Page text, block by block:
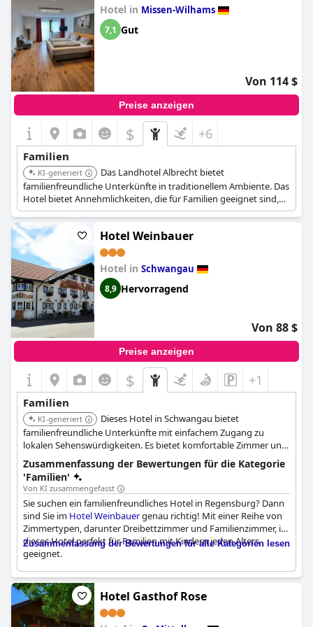
Hotel in Missen-Wilhams
7,1 Gut
Von 114 $
Preise anzeigen
$ +6
Familien
KI-generiert
Das Landhotel Albrecht bietet
familienfreundliche Unterkünfte in traditionellem Ambiente. Das
Hotel bietet Annehmlichkeiten, die für Familien geeignet sind,
die einen erholsamen Aufenthalt suchen.
Hotel Weinbauer
Hotel in Schwangau
8,9 Hervorragend
Von 88 $
Preise anzeigen
$ +1
Familien
KI-generiert
Dieses Hotel in Schwangau bietet
familienfreundliche Unterkünfte mit einfachem Zugang zu
lokalen Sehenswürdigkeiten. Es bietet komfortable Zimmer und
Dienstleistungen, die für Familien geeignet sind.
Zusammenfassung der Bewertungen für die Kategorie
'Familien'
Von KI zusammengefasst
Sie suchen ein familienfreundliches Hotel in Regensburg? Dann
sind Sie im Hotel Weinbauergenau richtig! Mit einer Reihe von
Zimmertypen, darunter Dreibettzimmer und Familienzimmer, ist
dieses Hotel perfekt für Familien mit Kindern jeden Alters
geeignet.
Die Gäste schwärmen von der warmen und freundlichen
Atmosphäre des Hotels, und viele loben die persönliche Note,
die die Mitarbeiter ihrem Service verleihen. Und für Familien, die
mit kleinen Kindern reisen, könnte das Hotel gar nicht
Zusammenfassung der Bewertungen für alle Kategorien lesen
Hotel Gasthof Rose